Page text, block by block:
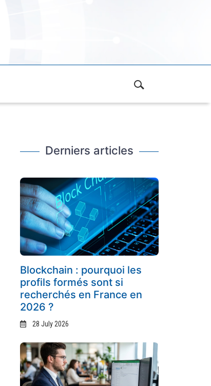
Derniers articles
Blockchain : pourquoi les
profils formés sont si
recherchés en France en
2026 ?
28 July 2026